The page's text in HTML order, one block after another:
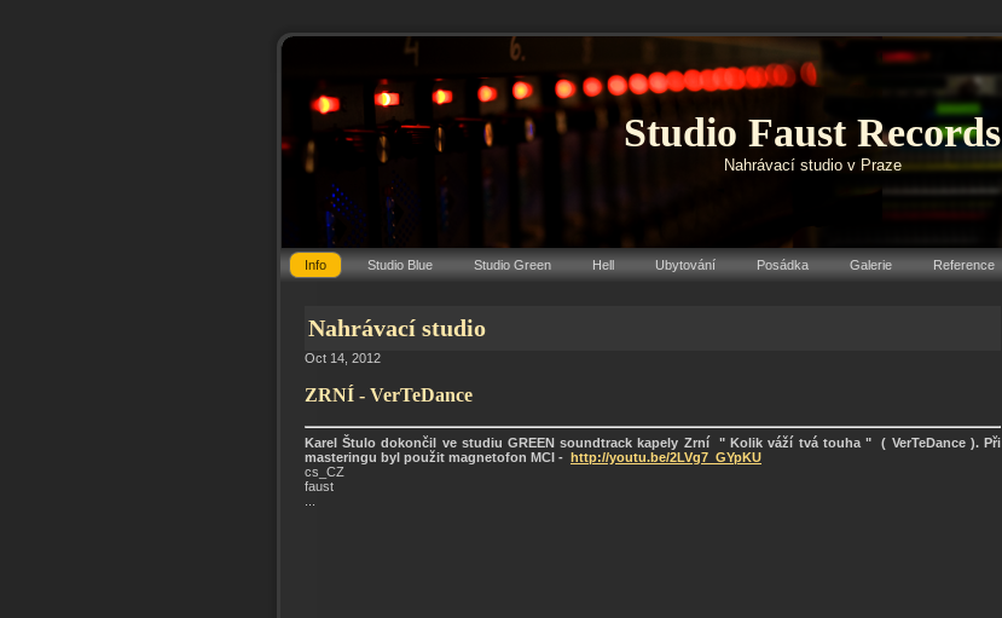
Studio Faust Records
Nahrávací studio v Praze
Info Studio Blue Studio Green Hell Ubytování Posádka Galerie Reference
Nahrávací studio
Oct 14, 2012
ZRNÍ - VerTeDance
Karel Štulo dokončil ve studiu GREEN soundtrack kapely Zrní " Kolik váží tvá touha " ( VerTeDance ). Při
masteringu byl použit magnetofon MCI - http://youtu.be/2LVg7_GYpKU
cs_CZ
faust